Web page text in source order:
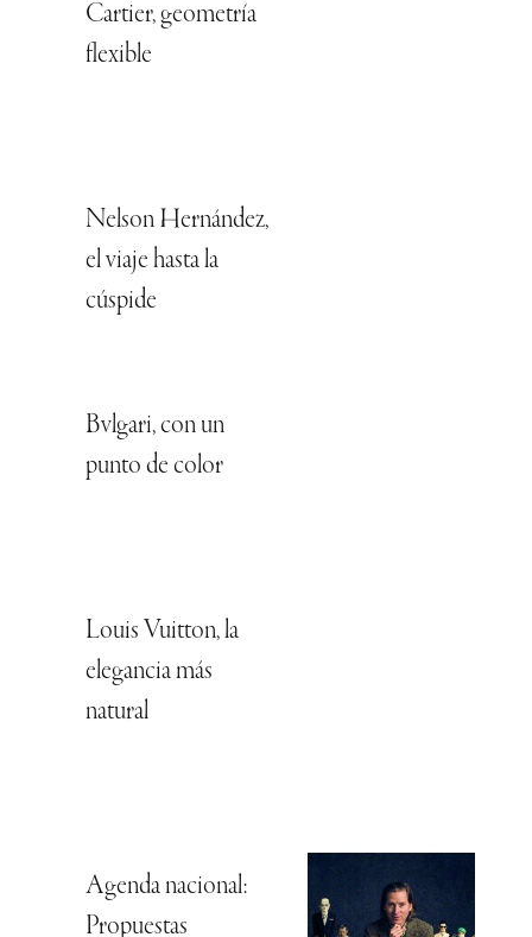
Cartier, geometría
flexible
Nelson Hernández,
el viaje hasta la
cúspide
Bvlgari, con un
punto de color
Louis Vuitton, la
elegancia más
natural
Agenda nacional:
Propuestas